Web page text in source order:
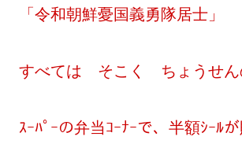
「令和朝鮮憂国義勇隊居士」
すべては そこく ちょうせん
ｽｰﾊﾟｰの弁当ｺｰﾅｰで、半額ｼｰﾙ